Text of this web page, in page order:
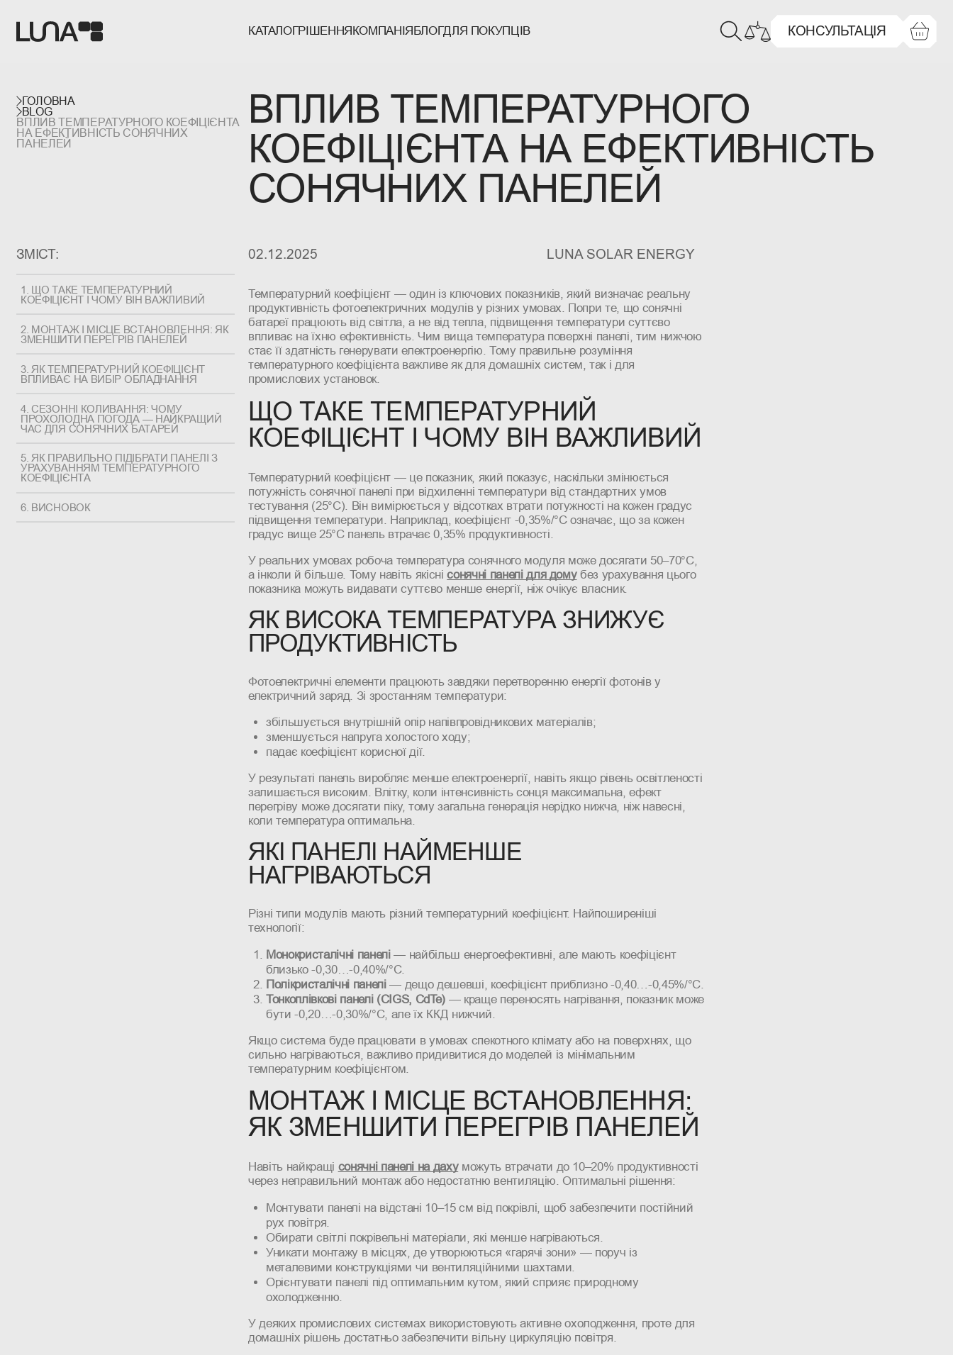
КАТАЛОГ
ІНВЕРТОРИ
АКУМУЛЯТОРИ
ПОРТАТИВНІ СТАНЦІЇ
КОМПЛЕКТУЮЧІ
ЛІХТАРІ
РІШЕННЯ
РІШЕННЯ ДЛЯ ЕЛЕКТРОМОБІЛІВ
РІШЕННЯ ДЛЯ ПАРТНЕРІВ
КОМПАНІЯ БЛОГДЛЯ ПОКУПЦІВ
ПОЛІТИКА КОНФІДЕНЦІЙНОСТІ
КОНСУЛЬТАЦІЯ
ГОЛОВНА
BLOG
ВПЛИВ ТЕМПЕРАТУРНОГО КОЕФІЦІЄНТА
НА ЕФЕКТИВНІСТЬ СОНЯЧНИХ
ПАНЕЛЕЙ
ВПЛИВ ТЕМПЕРАТУРНОГО
КОЕФІЦІЄНТА НА ЕФЕКТИВНІСТЬ
СОНЯЧНИХ ПАНЕЛЕЙ
ЗМІСТ:
1. ЩО ТАКЕ ТЕМПЕРАТУРНИЙ
КОЕФІЦІЄНТ І ЧОМУ ВІН ВАЖЛИВИЙ
2. МОНТАЖ І МІСЦЕ ВСТАНОВЛЕННЯ: ЯК
ЗМЕНШИТИ ПЕРЕГРІВ ПАНЕЛЕЙ
3. ЯК ТЕМПЕРАТУРНИЙ КОЕФІЦІЄНТ
ВПЛИВАЄ НА ВИБІР ОБЛАДНАННЯ
4. СЕЗОННІ КОЛИВАННЯ: ЧОМУ
ПРОХОЛОДНА ПОГОДА — НАЙКРАЩИЙ
ЧАС ДЛЯ СОНЯЧНИХ БАТАРЕЙ
5. ЯК ПРАВИЛЬНО ПІДІБРАТИ ПАНЕЛІ З
УРАХУВАННЯМ ТЕМПЕРАТУРНОГО
КОЕФІЦІЄНТА
6. ВИСНОВОК
02.12.2025 LUNA SOLAR ENERGY
Температурний коефіцієнт — один із ключових показників, який визначає реальну
продуктивність фотоелектричних модулів у різних умовах. Попри те, що сонячні
батареї працюють від світла, а не від тепла, підвищення температури суттєво
впливає на їхню ефективність. Чим вища температура поверхні панелі, тим нижчою
стає її здатність генерувати електроенергію. Тому правильне розуміння
температурного коефіцієнта важливе як для домашніх систем, так і для
промислових установок.
ЩО ТАКЕ ТЕМПЕРАТУРНИЙ
КОЕФІЦІЄНТ І ЧОМУ ВІН ВАЖЛИВИЙ
Температурний коефіцієнт — це показник, який показує, наскільки змінюється
потужність сонячної панелі при відхиленні температури від стандартних умов
тестування (25°C). Він вимірюється у відсотках втрати потужності на кожен градус
підвищення температури. Наприклад, коефіцієнт -0,35%/°C означає, що за кожен
градус вище 25°C панель втрачає 0,35% продуктивності.
У реальних умовах робоча температура сонячного модуля може досягати 50–70°C,
а інколи й більше. Тому навіть якіснісонячні панелі для домубез урахування цього
показника можуть видавати суттєво менше енергії, ніж очікує власник.
ЯК ВИСОКА ТЕМПЕРАТУРА ЗНИЖУЄ
ПРОДУКТИВНІСТЬ
Фотоелектричні елементи працюють завдяки перетворенню енергії фотонів у
електричний заряд. Зі зростанням температури:
збільшується внутрішній опір напівпровідникових матеріалів;
зменшується напруга холостого ходу;
падає коефіцієнт корисної дії.
У результаті панель виробляє менше електроенергії, навіть якщо рівень освітленості
залишається високим. Влітку, коли інтенсивність сонця максимальна, ефект
перегріву може досягати піку, тому загальна генерація нерідко нижча, ніж навесні,
коли температура оптимальна.
ЯКІ ПАНЕЛІ НАЙМЕНШЕ
НАГРІВАЮТЬСЯ
Різні типи модулів мають різний температурний коефіцієнт. Найпоширеніші
технології:
Монокристалічні панелі— найбільш енергоефективні, але мають коефіцієнт
близько -0,30…-0,40%/°C.
Полікристалічні панелі— дещо дешевші, коефіцієнт приблизно -0,40…-0,45%/°C.
Тонкоплівкові панелі (CIGS, CdTe) — краще переносять нагрівання, показник може
бути -0,20…-0,30%/°C, але їх ККД нижчий.
Якщо система буде працювати в умовах спекотного клімату або на поверхнях, що
сильно нагріваються, важливо придивитися до моделей із мінімальним
температурним коефіцієнтом.
МОНТАЖ І МІСЦЕ ВСТАНОВЛЕННЯ:
ЯК ЗМЕНШИТИ ПЕРЕГРІВ ПАНЕЛЕЙ
Навіть найкращі сонячні панелі на дахуможуть втрачати до 10–20% продуктивності
через неправильний монтаж або недостатню вентиляцію. Оптимальні рішення:
Монтувати панелі на відстані 10–15 см від покрівлі, щоб забезпечити постійний
рух повітря.
Обирати світлі покрівельні матеріали, які менше нагріваються.
Уникати монтажу в місцях, де утворюються «гарячі зони» — поруч із
металевими конструкціями чи вентиляційними шахтами.
Орієнтувати панелі під оптимальним кутом, який сприяє природному
охолодженню.
У деяких промислових системах використовують активне охолодження, проте для
домашніх рішень достатньо забезпечити вільну циркуляцію повітря.